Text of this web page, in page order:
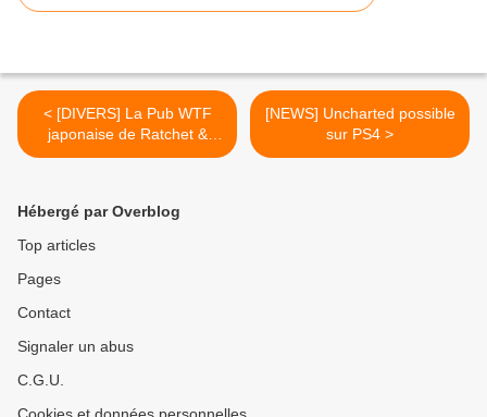
< [DIVERS] La Pub WTF
japonaise de Ratchet &
Clank All 4 One
[NEWS] Uncharted possible
sur PS4 >
Hébergé par Overblog
Top articles
Pages
Contact
Signaler un abus
C.G.U.